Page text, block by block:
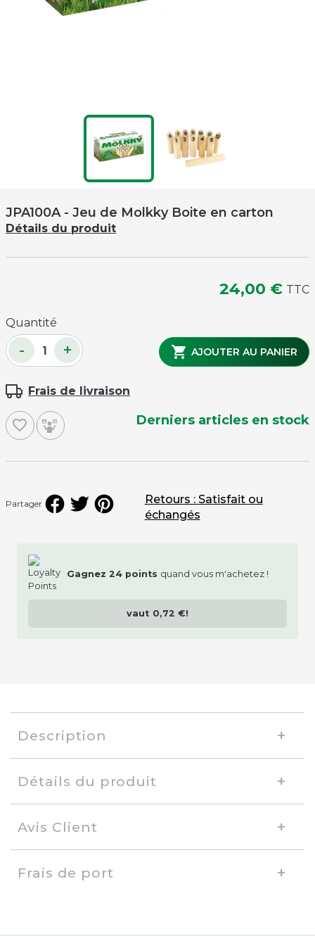
JPA100A - Jeu de Molkky Boite en carton
Détails du produit
24,00 € TTC
Quantité
- +  AJOUTER AU PANIER
Frais de livraison
favorite_border Derniers articles en stock
Partager
Gagnez 24 points quand vous m'achetez !
vaut 0,72 €!
Retours : Satisfait ou
échangés
Description
Détails du produit
Avis Client
Frais de port